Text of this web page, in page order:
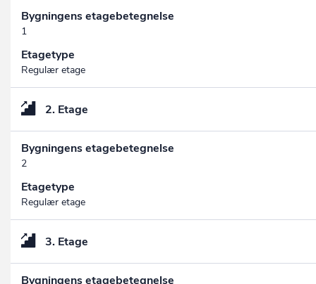
Bygningens etagebetegnelse
1
Etagetype
Regulær etage
2. Etage
Bygningens etagebetegnelse
2
Etagetype
Regulær etage
3. Etage
Bygningens etagebetegnelse